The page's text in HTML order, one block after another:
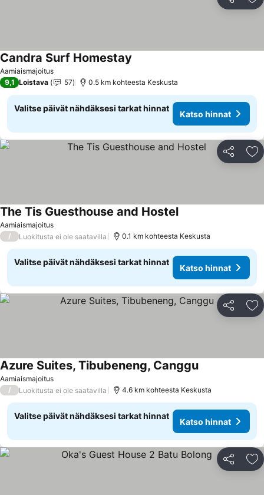
Jaa
Aamiaismajoitus
Candra Surf Homestay
9,1 Loistava 57 0.5 km kohteesta Keskusta
Valitse päivät nähdäksesi tarkat hinnat
Katso hinnat
Jaa
Aamiaismajoitus
The Tis Guesthouse and Hostel
/ Luokitusta ei ole saatavilla 0.1 km kohteesta Keskusta
Valitse päivät nähdäksesi tarkat hinnat
Katso hinnat
Jaa
Aamiaismajoitus
Azure Suites, Tibubeneng, Canggu
/ Luokitusta ei ole saatavilla 4.6 km kohteesta Keskusta
Valitse päivät nähdäksesi tarkat hinnat
Katso hinnat
Jaa